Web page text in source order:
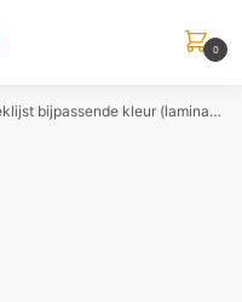
0
bijpassende kleur (laminaat en vinyl vloer)